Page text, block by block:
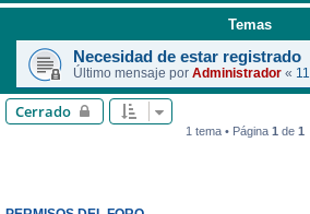
Temas
Necesidad de estar registrado
Último mensaje por Administrador «
Cerrado
1 tema • Página 1de 1